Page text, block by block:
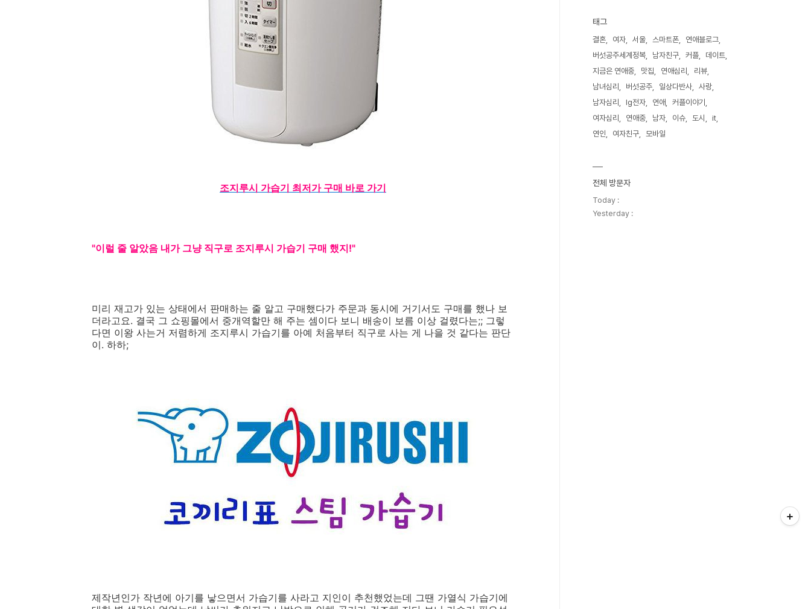
조지루시 가습기 최저가 구매 바로 가기
"이럴 줄 알았음 내가 그냥 직구로 조지루시 가습기 구매 했지!"
미리 재고가 있는 상태에서 판매하는 줄 알고 구매했다가 주문과 동시에 거기서도 구매를 했나 보
더라고요. 결국 그 쇼핑몰에서 중개역할만 해 주는 셈이다 보니 배송이 보름 이상 걸렸다는;; 그렇
다면 이왕 사는거 저렴하게 조지루시 가습기를 아예 처음부터 직구로 사는 게 나을 것 같다는 판단
이. 하하;
제작년인가 작년에 아기를 낳으면서 가습기를 사라고 지인이 추천했었는데 그땐 가열식 가습기에
태그
결혼 여자 서울 스마트폰
연애블로그
버섯공주세계정복
남자친구 커플
데이트
지금은 연애중
맛집 연애심리
리뷰
남녀심리
버섯공주 일상다반사
사랑
남자심리
lg전자 연애
커플이야기
여자심리
연애중 남자 이슈 도시
it
연인
여자친구 모바일
전체 방문자
Today :
Yesterday :